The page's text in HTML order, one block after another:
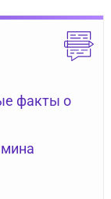
факты о